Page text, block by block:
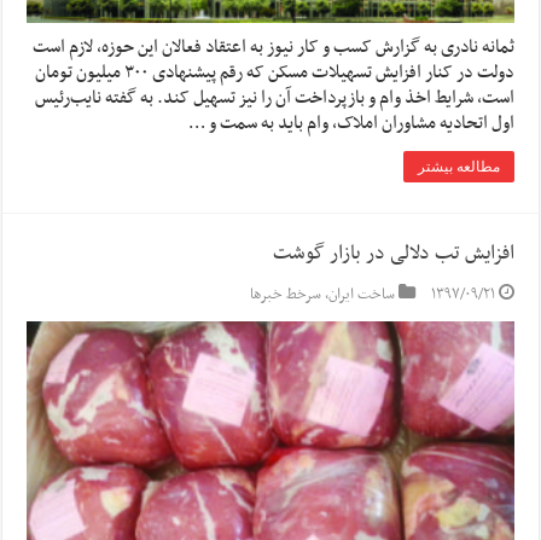
ثمانه نادری به گزارش کسب و کار نیوز به اعتقاد فعالان این حوزه، لازم است
دولت در کنار افزایش تسهیلات مسکن که رقم پیشنهادی ۳۰۰ میلیون تومان
است، شرایط اخذ وام و بازپرداخت آن را نیز تسهیل کند. به گفته نایب‌رئیس
اول اتحادیه مشاوران املاک، وام باید به سمت و …
مطالعه بیشتر
افزایش تب دلالی در بازار گوشت
۱۳۹۷/۰۹/۲۱ ساخت ایران,سرخط خبرها